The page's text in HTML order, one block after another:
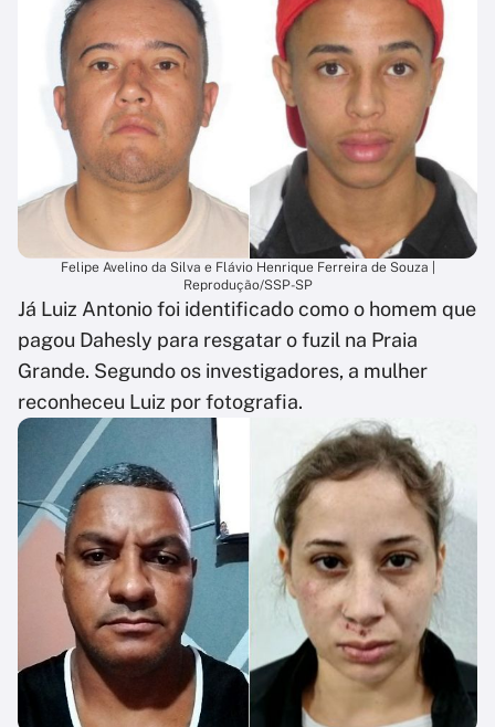
Felipe Avelino da Silva e Flávio Henrique Ferreira de Souza |
Reprodução/SSP-SP
Já Luiz Antonio foi identificado como o homem que
pagou Dahesly para resgatar o fuzil na Praia
Grande. Segundo os investigadores, a mulher
reconheceu Luiz por fotografia.